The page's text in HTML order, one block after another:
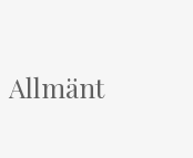
Allmänt